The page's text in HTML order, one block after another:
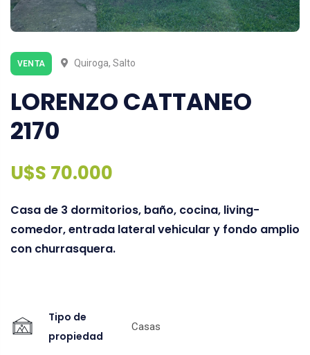
VENTA Quiroga, Salto
LORENZO CATTANEO
2170
U$S 70.000
Casa de 3 dormitorios, baño, cocina, living-
comedor, entrada lateral vehicular y fondo amplio
con churrasquera.
Tipo de
propiedad
Casas